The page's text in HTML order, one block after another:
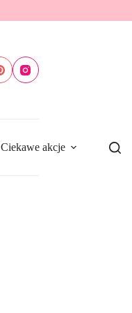
Ciekawe akcje